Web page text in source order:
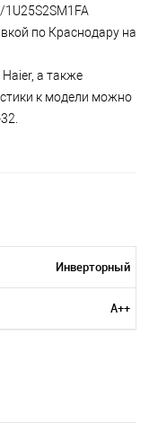
по Краснодару на
а также
к модели можно
Инверторный
A++